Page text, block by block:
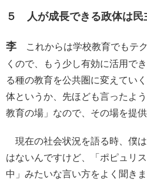
５ 人が成長できる政体は民
李 これからは学校教育でもテ
くので、もう少し有効に活用で
る種の教育を公共圏に変えてい
体というか、先ほども言ったよ
教育の場」なので、その場を提供
現在の社会状況を語る時、僕
はないんですけど、「ポピュリ
中」みたいな言い方をよく聞き